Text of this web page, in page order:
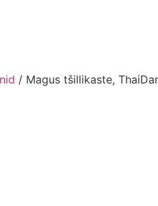
/ Magus tšillikaste,